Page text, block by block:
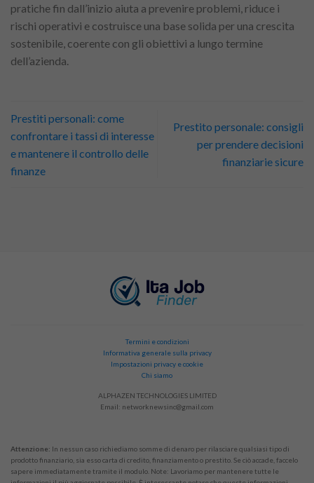
pratiche fin dall’inizio aiuta a prevenire problemi, riduce i
rischi operativi e costruisce una base solida per una crescita
sostenibile, coerente con gli obiettivi a lungo termine
dell’azienda.
Prestiti personali: come
confrontare i tassi di interesse
e mantenere il controllo delle
finanze
Prestito personale: consigli
per prendere decisioni
finanziarie sicure
Termini e condizioni
Informativa generale sulla privacy
Impostazioni privacy e cookie
Chi siamo
ALPHAZEN TECHNOLOGIES LIMITED
Email: networknewsinc@gmail.com
Attenzione: In nessun caso richiediamo somme di denaro per rilasciare qualsiasi tipo di
prodotto finanziario, sia esso carta di credito, finanziamento o prestito. Se ciò accade, faccelo
sapere immediatamente tramite il modulo. Note: Lavoriamo per mantenere tutte le